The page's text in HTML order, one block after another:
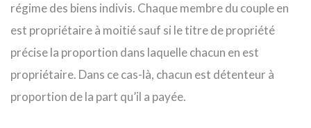
régime des biens indivis. Chaque membre du couple en
est propriétaire à moitié sauf si le titre de propriété
précise la proportion dans laquelle chacun en est
propriétaire. Dans ce cas-là, chacun est détenteur à
proportion de la part qu’il a payée.